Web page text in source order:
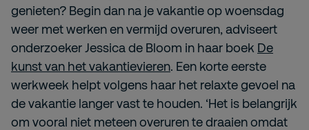
genieten? Begin dan na je vakantie op woensdag
weer met werken en vermijd overuren, adviseert
onderzoeker Jessica de Bloom in haar boek De
kunst van het vakantievieren. Een korte eerste
werkweek helpt volgens haar het relaxte gevoel na
de vakantie langer vast te houden. ‘Het is belangrijk
om vooral niet meteen overuren te draaien omdat